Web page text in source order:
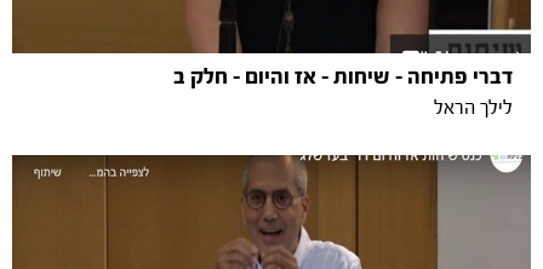
דברי פתיחה - שיחות - אז והיום - חלק ב
לילך הראל